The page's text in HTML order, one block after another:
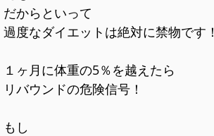
だからといって
過度なダイエットは絶対に禁物です！
１ヶ月に体重の5％を越えたら
リバウンドの危険信号！
もし